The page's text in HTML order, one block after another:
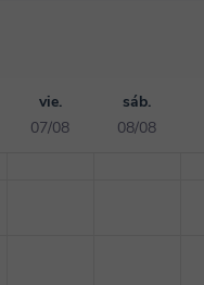
vie.
07/08
sáb.
08/08